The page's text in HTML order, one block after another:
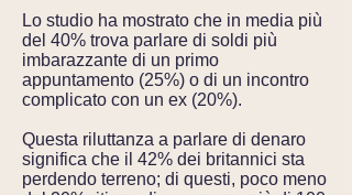
Lo studio ha mostrato che in media più
del 40% trova parlare di soldi più
imbarazzante di un primo
appuntamento (25%) o di un incontro
complicato con un ex (20%).
Questa riluttanza a parlare di denaro
significa che il 42% dei britannici sta
perdendo terreno; di questi, poco meno